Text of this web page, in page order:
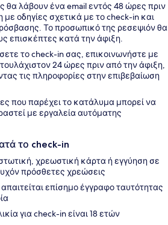
θα λάβουν ένα email εντός 48 ώρες πριν
με οδηγίες σχετικά με το check-in και
Το προσωπικό της ρεσεψιόν θα
επισκέπτες κατά την άφιξη.
το check-in σας, επικοινωνήστε με
24 ώρες πριν από την άφιξη,
τις πληροφορίες στην επιβεβαίωση
που παρέχει το κατάλυμα μπορεί να
με εργαλεία αυτόματης
το check-in
χρεωστική κάρτα ή εγγύηση σε
πρόσθετες χρεώσεις
επίσημο έγγραφο ταυτότητας
για check-in είναι 18 ετών